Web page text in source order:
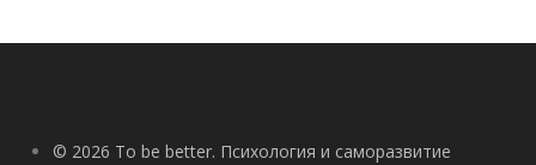
© 2026 To be better. Психология и саморазвитие